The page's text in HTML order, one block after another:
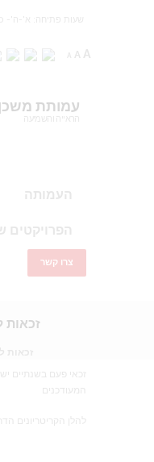
שעות פתיחה: א'-ה'- 9.00-19.00 | טל: 02-6303200
A A
עמותת
הראייה והשמיעה
העמותה
הפרויקטים
צרו קשר
זכאות
זכאי פעם בשנתיים
המעודכנים
להלן הקריטריונים